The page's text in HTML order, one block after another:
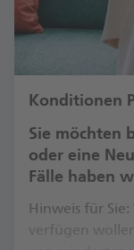
Konditionen
Sie möchten
oder eine
Fälle haben
Hinweis für
verfügen